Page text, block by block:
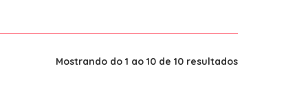
Mostrando do 1 ao 10 de 10 resultados